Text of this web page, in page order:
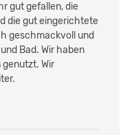
gut gefallen, die
die gut eingerichtete
geschmackvoll und
Bad. Wir haben
Wir